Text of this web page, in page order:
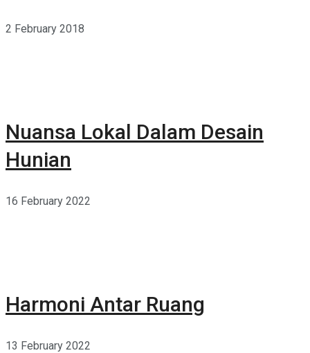
2 February 2018
Nuansa Lokal Dalam Desain
Hunian
16 February 2022
Harmoni Antar Ruang
13 February 2022